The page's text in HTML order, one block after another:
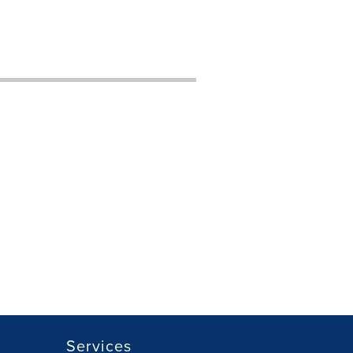
Services